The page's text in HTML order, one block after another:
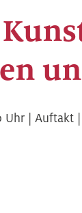
Uhr | Auftakt